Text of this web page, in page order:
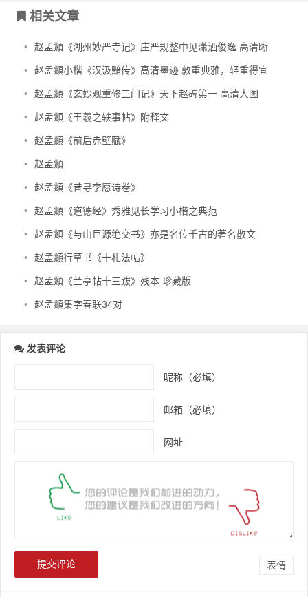
相关文章
• 赵孟頫《湖州妙严寺记》庄严规整中见潇洒俊逸 高清晰
• 赵孟頫小楷《汉汲黯传》高清墨迹 敦重典雅，轻重得宜
• 赵孟頫《玄妙观重修三门记》天下赵碑第一 高清大图
• 赵孟頫《王羲之轶事帖》附释文
• 赵孟頫《前后赤壁赋》
• 赵孟頫
• 赵孟頫《昔寻李愿诗卷》
• 赵孟頫《道德经》秀雅见长学习小楷之典范
• 赵孟頫《与山巨源绝交书》亦是名传千古的著名散文
• 赵孟頫行草书《十札法帖》
• 赵孟頫《兰亭帖十三跋》残本 珍藏版
• 赵孟頫集字春联34对
发表评论
昵称（必填）
邮箱（必填）
网址
表情